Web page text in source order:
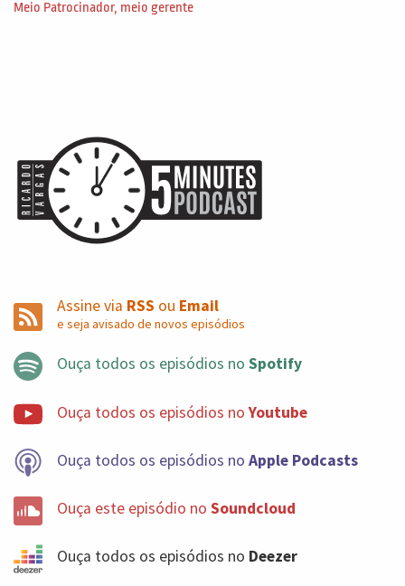
Meio Patrocinador, meio gerente
Assine via RSS ou Email
e seja avisado de novos episódios
Ouça todos os episódios no Spotify
Ouça todos os episódios noYoutube
Ouça todos os episódios no Apple Podcasts
Ouça este episódio no Soundcloud
Ouça todos os episódios no Deezer